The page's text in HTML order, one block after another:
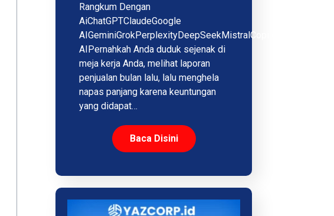
Rangkum Dengan
AiChatGPTClaudeGoogle
AIGeminiGrokPerplexityDeepSeekMistralCopilotQwenMeta
AIPernahkah Anda duduk sejenak di
meja kerja Anda, melihat laporan
penjualan bulan lalu, lalu menghela
napas panjang karena keuntungan
yang didapat…
Baca Disini